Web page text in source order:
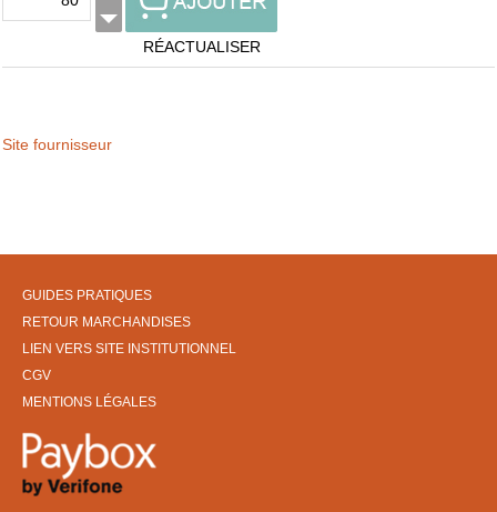
RÉACTUALISER
Site fournisseur
GUIDES PRATIQUES
RETOUR MARCHANDISES
LIEN VERS SITE INSTITUTIONNEL
CGV
MENTIONS LÉGALES